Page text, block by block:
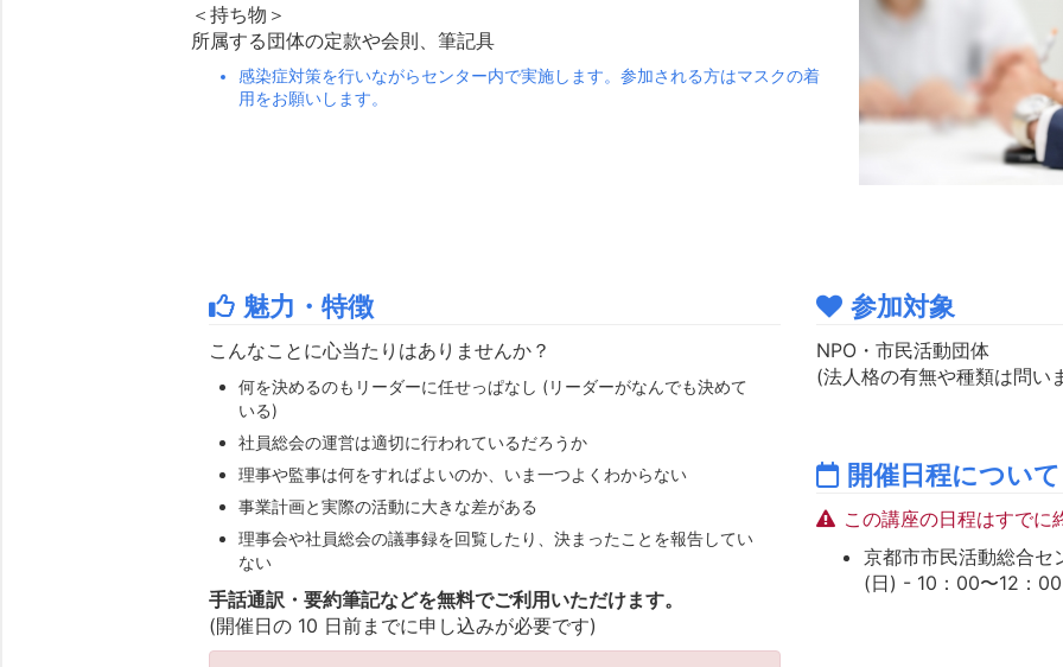
＜持ち物＞
所属する団体の定款や会則、筆記具
感染症対策を行いながらセンター内で実施します。参加される方はマスクの着
用をお願いします。
魅力・特徴
こんなことに心当たりはありませんか？
何を決めるのもリーダーに任せっぱなし (リーダーがなんでも決めて
いる)
社員総会の運営は適切に行われているだろうか
理事や監事は何をすればよいのか、いま一つよくわからない
事業計画と実際の活動に大きな差がある
理事会や社員総会の議事録を回覧したり、決まったことを報告してい
ない
手話通訳・要約筆記などを無料でご利用いただけます。
(開催日の 10 日前までに申し込みが必要です)
参加対象
NPO・市民活動団体
(法人格の有無や種類は問い
開催日程について
この講座の日程はすでに
京都市市民活動総合
(日) - 10：00〜12：00